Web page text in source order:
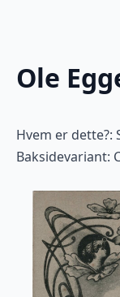
Ole
Hvem er dette?:
Baksidevariant: